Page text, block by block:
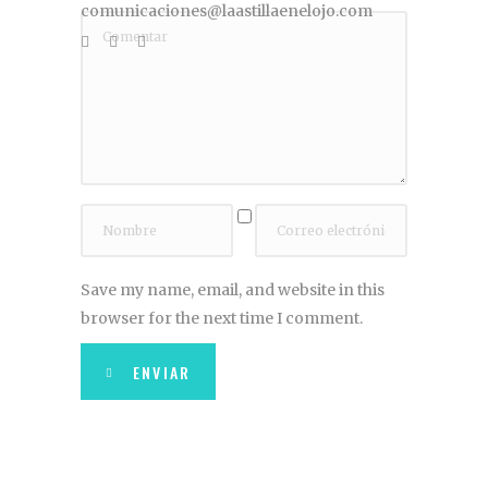
comunicaciones@laastillaenelojo.com
Save my name, email, and website in this
browser for the next time I comment.
ENVIAR